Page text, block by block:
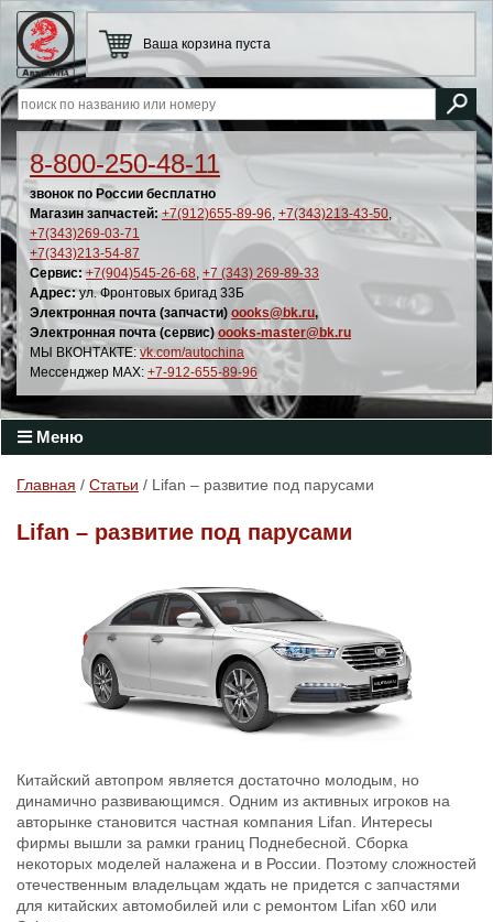
8-800-250-48-11
звонок по России бесплатно
Магазин запчастей: +7(912)655-89-96, +7(343)213-43-50,
+7(343)269-03-71
+7(343)213-54-87
Сервис: +7(904)545-26-68, +7 (343) 269-89-33
Адрес:ул. Фронтовых бригад 33Б
Электронная почта (запчасти) oooks@bk.ru,
Электронная почта (сервис) oooks-master@bk.ru
МЫ ВКОНТАКТЕ: vk.com/autochina
Мессенджер MAX: +7-912-655-89-96
Ваша корзина пуста
Меню
Главная / Статьи / Lifan – развитие под парусами
Lifan – развитие под парусами
Китайский автопром является достаточно молодым, но
динамично развивающимся. Одним из активных игроков на
авторынке становится частная компания Lifan. Интересы
фирмы вышли за рамки границ Поднебесной. Сборка
некоторых моделей налажена и в России. Поэтому сложностей
отечественным владельцам ждать не придется с запчастями
для китайских автомобилей или с ремонтом Lifan x60 или